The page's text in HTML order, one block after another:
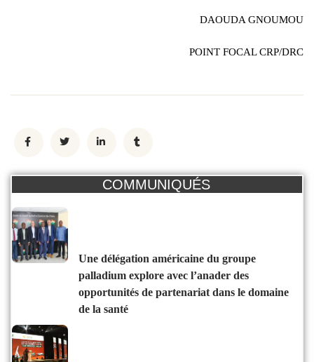
DAOUDA GNOUMOU
POINT FOCAL CRP/DRC
COMMUNIQUÉS
une délégation américaine du groupe
palladium explore avec l’anader des
opportunités de partenariat dans le domaine
de la santé